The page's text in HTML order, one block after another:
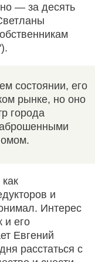
— за десять
состоянии, его
рынке, но оно
города
и
Интерес
и его
Евгений
расстаться с